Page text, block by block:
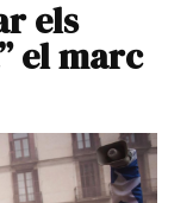
els
el marc